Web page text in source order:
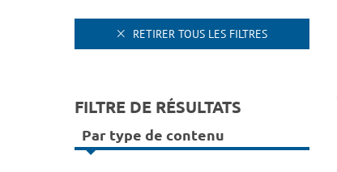
RETIRER TOUS LES FILTRES
FILTRE DE RÉSULTATS
Par type de contenu